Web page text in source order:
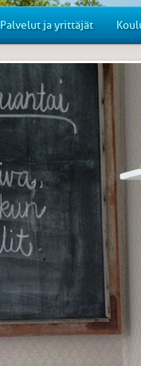
Palvelut ja yrittäjät